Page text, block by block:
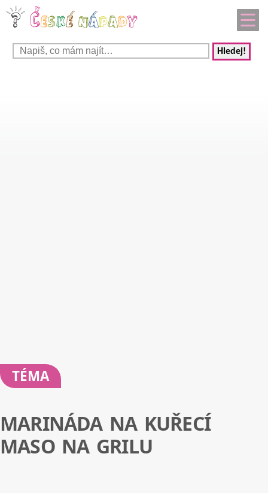
Hledej!
TÉMA
MARINÁDA NA KUŘECÍ
MASO NA GRILU